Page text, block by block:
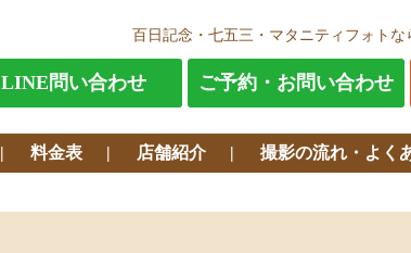
百日記念・七五三・マタニティフォト
LINE問い合わせ ご予約・お問い合わせ
料金表 店舗紹介 撮影の流れ・よく